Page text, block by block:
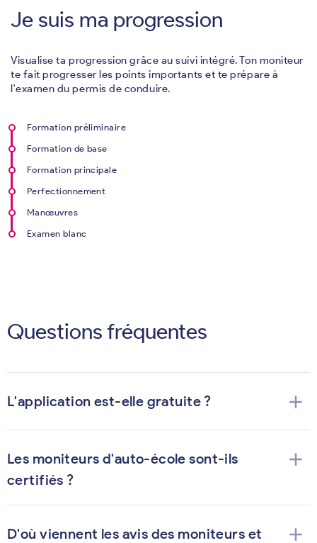
Je suis ma progression
Visualise ta progression grâce au suivi intégré. Ton moniteur
te fait progresser les points importants et te prépare à
l'examen du permis de conduire.
Formation préliminaire
Formation de base
Formation principale
Perfectionnement
Manœuvres
Examen blanc
Questions fréquentes
L'application est-elle gratuite ? add
Les moniteurs d'auto-école sont-ils
certifiés ?
add
D'où viennent les avis des moniteurs et
add